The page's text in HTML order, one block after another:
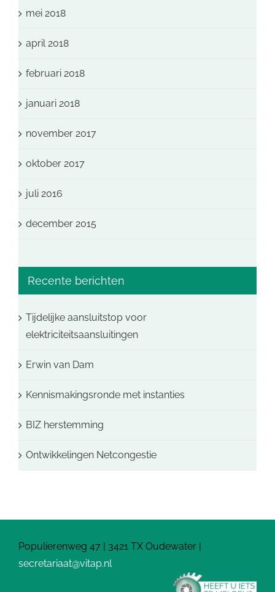
mei 2018
april 2018
februari 2018
januari 2018
november 2017
oktober 2017
juli 2016
december 2015
Recente berichten
Tijdelijke aansluitstop voor
elektriciteitsaansluitingen
Erwin van Dam
Kennismakingsronde met instanties
BIZ herstemming
Ontwikkelingen Netcongestie
Populierenweg 47 | 3421 TX Oudewater |
secretariaat@vitap.nl